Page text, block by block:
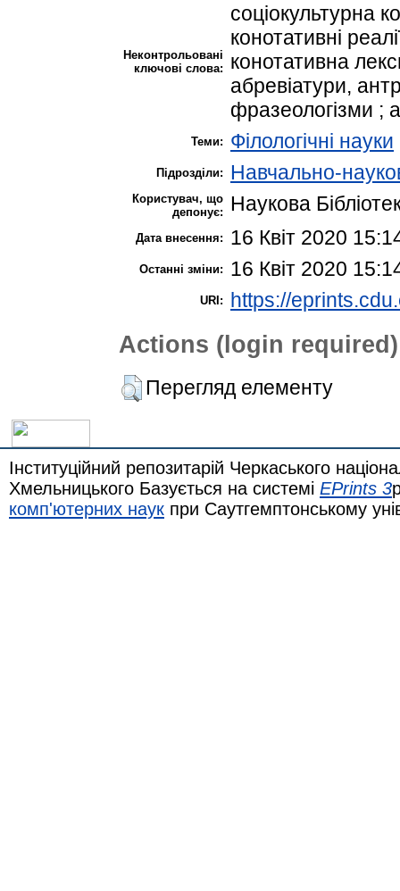
Неконтрольовані
ключові слова:
соціокультурна
конотативні
конотативна
абревіатури,
фразеологізми ;
Теми: Філологічні науки
Підрозділи: Навчально-
Користувач, що
депонує:
Наукова
Дата внесення: 16 Квіт 2020
Останні зміни: 16 Квіт 2020
URI: https://
Actions (login required)
Перегляд елементу
Інституційний репозитарій Черкаського
Хмельницького Базується на системі EPrints 3
комп'ютерних наук при Саутгемптонському